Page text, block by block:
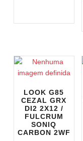
LOOK G85
CEZAL GRX
DI2 2X12 /
FULCRUM
SONIQ
CARBON 2WF